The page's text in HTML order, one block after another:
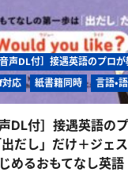
音声DL付］接遇英語のプロ
応
紙書籍同時 言語・
声DL付］接遇英語の
だし」だけ＋ジェ
めるおもてなし英語